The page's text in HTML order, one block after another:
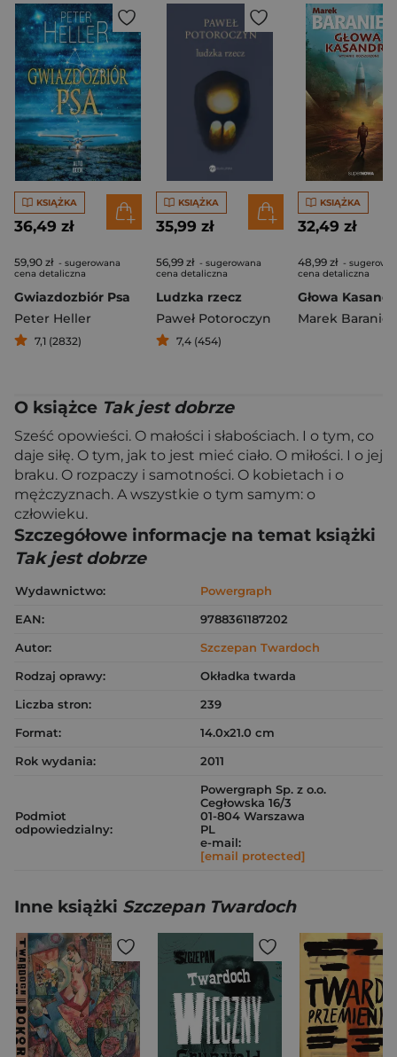
KSIĄŻKA
36,49 zł
59,90 zł - sugerowana
cena detaliczna
Gwiazdozbiór Psa
Peter Heller
7,1 (2832)
KSIĄŻKA
35,99 zł
56,99 zł - sugerowana
cena detaliczna
Ludzka rzecz
Paweł Potoroczyn
7,4 (454)
KSIĄŻKA
32,49 zł
48,99 zł -
cena detaliczna
Głowa
Marek
O książce Tak jest dobrze
Sześć opowieści. O małości i słabościach. I o tym, co
daje siłę. O tym, jak to jest mieć ciało. O miłości. I o jej
braku. O rozpaczy i samotności. O kobietach i o
mężczyznach. A wszystkie o tym samym: o
człowieku.
Szczegółowe informacje na temat książki
Tak jest dobrze
Wydawnictwo:
Powergraph
EAN:
9788361187202
Autor:
Szczepan Twardoch
Rodzaj oprawy:
Okładka twarda
Liczba stron:
239
Format:
14.0x21.0 cm
Rok wydania:
2011
Podmiot
odpowiedzialny:
Powergraph Sp. z o.o.
Cegłowska 16/3
01-804 Warszawa
PL
e-mail:
[email protected]
Inne książki Szczepan Twardoch